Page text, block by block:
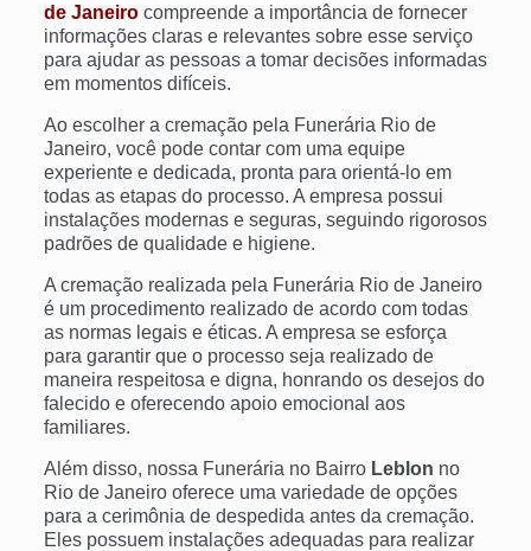
de Janeirocompreende a importância de fornecer
informações claras e relevantes sobre esse serviço
para ajudar as pessoas a tomar decisões informadas
em momentos difíceis.
Ao escolher a cremação pela Funerária Rio de
Janeiro, você pode contar com uma equipe
experiente e dedicada, pronta para orientá-lo em
todas as etapas do processo. A empresa possui
instalações modernas e seguras, seguindo rigorosos
padrões de qualidade e higiene.
A cremação realizada pela Funerária Rio de Janeiro
é um procedimento realizado de acordo com todas
as normas legais e éticas. A empresa se esforça
para garantir que o processo seja realizado de
maneira respeitosa e digna, honrando os desejos do
falecido e oferecendo apoio emocional aos
familiares.
Além disso, nossa Funerária no Bairro Leblon no
Rio de Janeiro oferece uma variedade de opções
para a cerimônia de despedida antes da cremação.
Eles possuem instalações adequadas para realizar